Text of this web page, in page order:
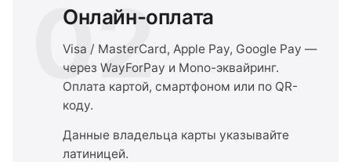
02
Онлайн-оплата
Visa / MasterCard, Apple Pay, Google Pay —
через WayForPay и Mono-эквайринг.
Оплата картой, смартфоном или по QR-
коду.
Данные владельца карты указывайте
латиницей.